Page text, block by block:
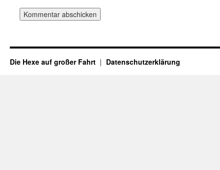
Die Hexe auf großer Fahrt Datenschutzerklärung